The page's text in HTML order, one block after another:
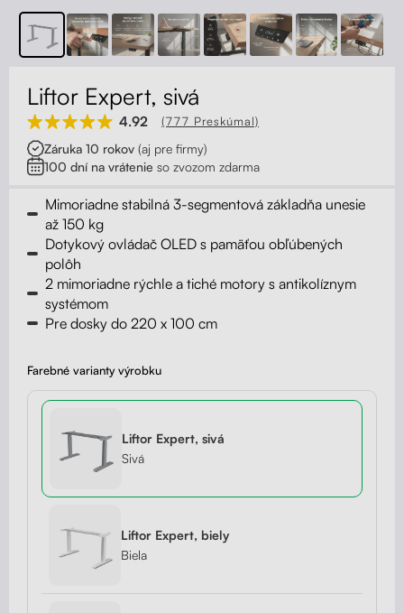
Kolieska
Stojany na monitor - Riser
Skrinky so zásuvkami a zásuvky
Akustické paravány
Opierky
Kontakt
Liftor Expert, sivá
4.92 (777 Preskúmal)
Záruka 10 rokov (aj pre firmy)
100 dní na vrátenie so zvozom zdarma
Mimoriadne stabilná 3-segmentová základňa unesie
až 150 kg
Dotykový ovládač OLED s pamäťou obľúbených
polôh
2 mimoriadne rýchle a tiché motory s antikolíznym
systémom
Pre dosky do 220 x 100 cm
Farebné varianty výrobku
Liftor Expert, sivá
Sivá
Liftor Expert, biely
Biela